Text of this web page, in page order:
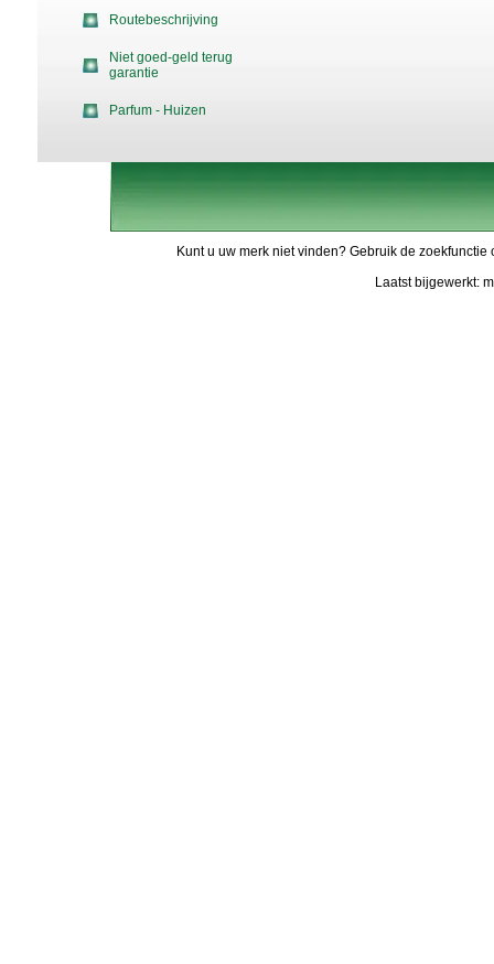
Routebeschrijving
Niet goed-geld terug
garantie
Parfum - Huizen
Kunt u uw merk niet vinden? Gebruik de
Laatst bijgewerkt: